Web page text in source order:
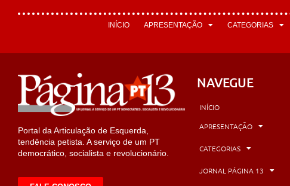
INÍCIO APRESENTAÇÃO CATEGORIAS
Portal da Articulação de Esquerda,
tendência petista. A serviço de um PT
democrático, socialista e revolucionário.
NAVEGUE
INÍCIO
APRESENTAÇÃO
CATEGORIAS
JORNAL PÁGINA 13